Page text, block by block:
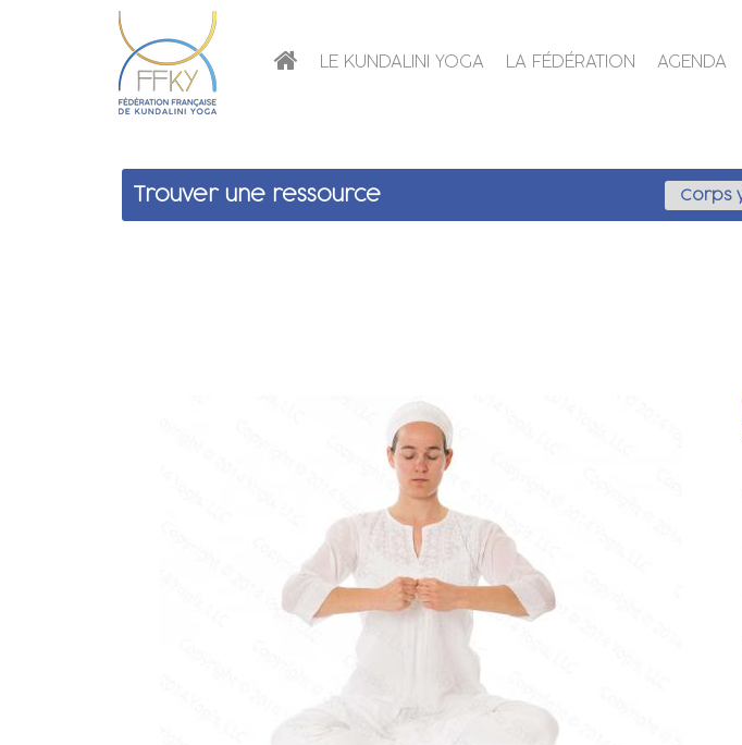
LE KUNDALINI YOGA LA FÉDÉRATION AGENDA
Trouver une ressource